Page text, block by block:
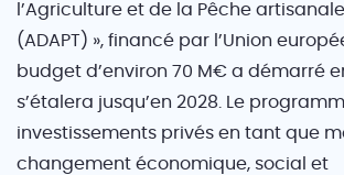
l’Agriculture et de la Pêche
(ADAPT) », financé par l’Union
budget d’environ 70 M€ a démarré
s’étalera jusqu’en 2028. Le
investissements privés en tant que
changement économique, social et